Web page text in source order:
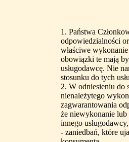
1. Państwa
odpowiedzialności
właściwe
obowiązki te mają
usługodawcę. Nie
stosunku do tych
2. W odniesieniu
nienależytego
zagwarantowania
że niewykonanie
innego
- zaniedbań, które